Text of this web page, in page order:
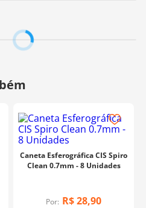
Caneta Esferográfica CIS Spiro
Clean 0.7mm - 8 Unidades
Por: R$28,90